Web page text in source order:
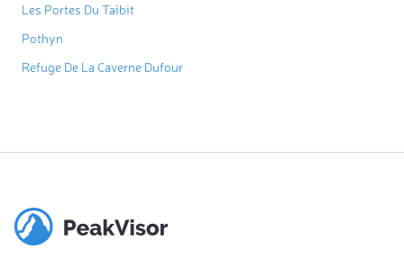
Les Portes Du Taïbit
Pothyn
Refuge De La Caverne Dufour